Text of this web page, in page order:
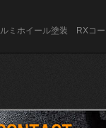
ミホイール塗装 RXコー